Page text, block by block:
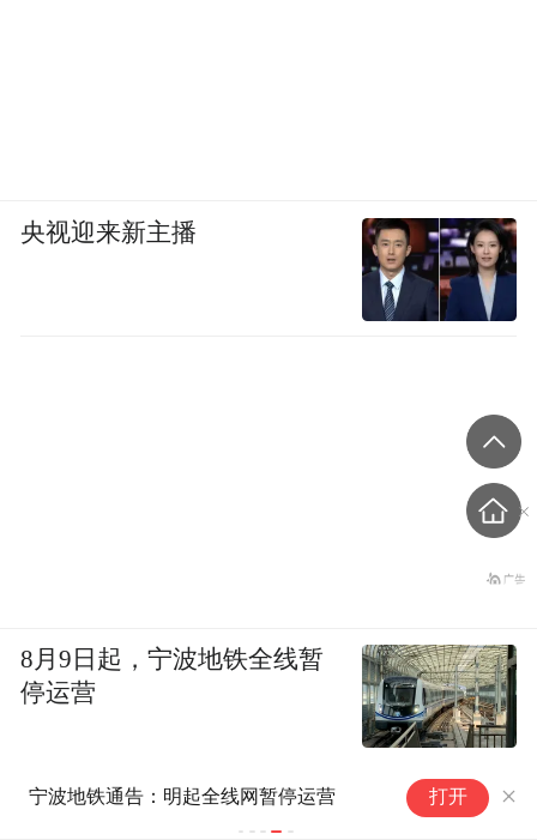
宁波地铁通告：明起全线网暂停运营 打开
央视迎来新主播
8月9日起，宁波地铁全线暂
停运营